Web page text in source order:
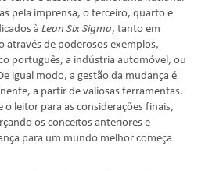
pela imprensa, o terceiro, quarto e
àLean Six Sigma, tanto em
através de poderosos exemplos,
português, a indústria automóvel, ou
igual modo, a gestão da mudança é
a partir de valiosas ferramentas.
leitor para as considerações finais,
os conceitos anteriores e
para um mundo melhor começa